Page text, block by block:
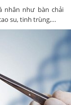
nhân như bàn chải
su, tinh trùng,…